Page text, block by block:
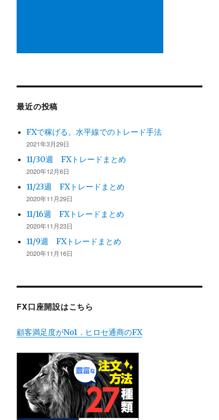
最近の投稿
FXで稼げる。水平線でのトレード手法
2021年3月29日
11/30週 FXトレードまとめ
2020年12月6日
11/23週 FXトレードまとめ
2020年11月29日
11/16週 FXトレードまとめ
2020年11月23日
11/9週 FXトレードまとめ
2020年11月16日
FX口座開設はこちら
顧客満足度がNo1．ヒロセ通商のFX